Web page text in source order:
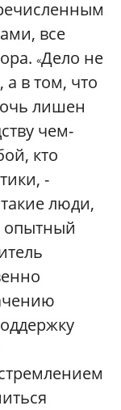
все
«Дело не
в том, что
лишен
чем-
кто
-
люди,
опытный